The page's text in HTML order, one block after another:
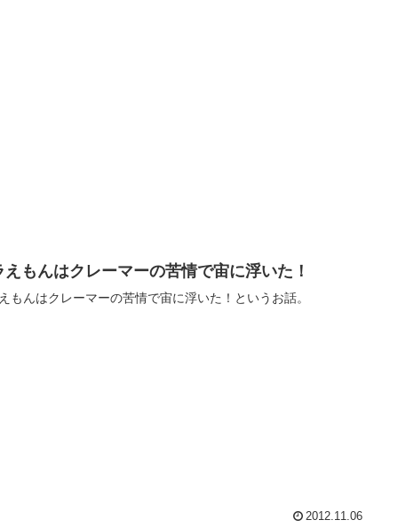
えもんはクレーマーの苦情で宙に浮いた！
もんはクレーマーの苦情で宙に浮いた！というお話。
2012.11.06